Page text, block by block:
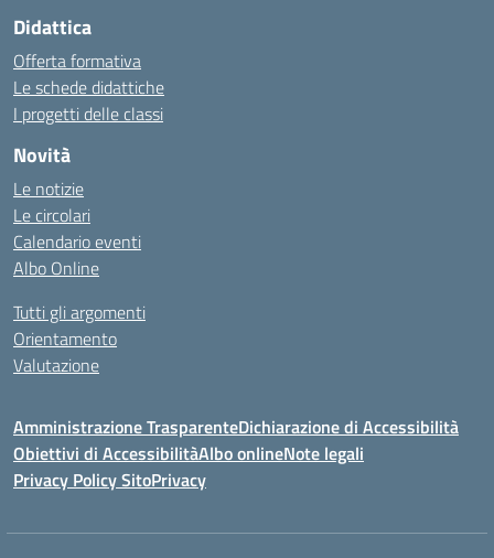
Didattica
Offerta formativa
Le schede didattiche
I progetti delle classi
Novità
Le notizie
Le circolari
Calendario eventi
Albo Online
Tutti gli argomenti
Orientamento
Valutazione
Amministrazione TrasparenteDichiarazione di Accessibilità
Obiettivi di AccessibilitàAlbo onlineNote legali
Privacy Policy SitoPrivacy